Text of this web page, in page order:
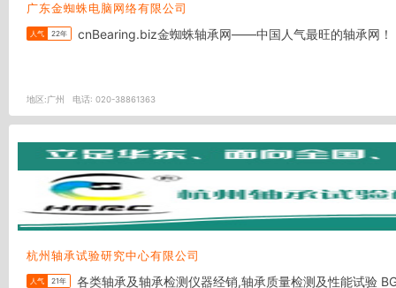
广东金蜘蛛电脑网络有限公司
人气 22年 cnBearing.biz金蜘蛛轴承网——中国人气最旺的轴承网！
地区:广州 电话: 020-38861363
杭州轴承试验研究中心有限公司
人气 21年